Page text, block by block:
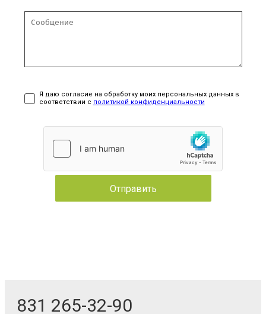
Я даю согласие на обработку моих персональных данных в
соответствии с политикой конфиденциальности
831 265-32-90